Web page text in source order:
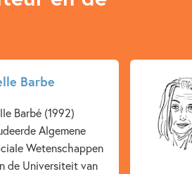
Barbe
Barbé (1992)
Algemene
Wetenschappen
de Universiteit van